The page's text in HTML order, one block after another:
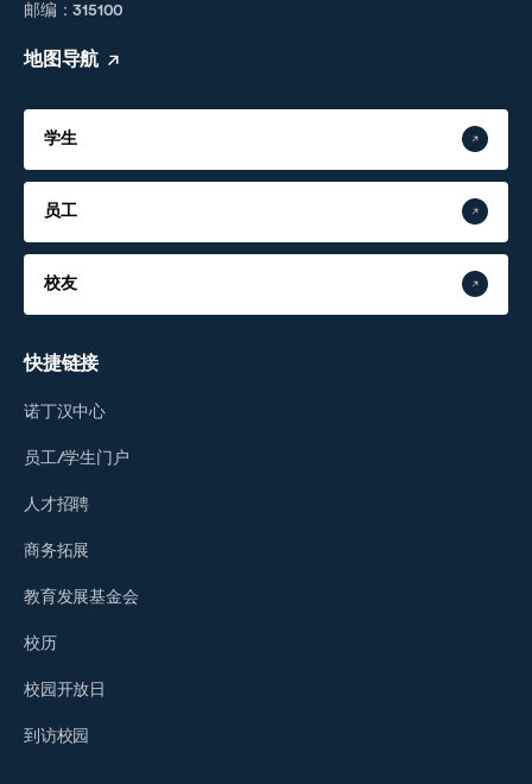
邮编：315100
地图导航
学生
员工
校友
快捷链接
诺丁汉中心
员工/学生门户
人才招聘
商务拓展
教育发展基金会
校历
校园开放日
到访校园